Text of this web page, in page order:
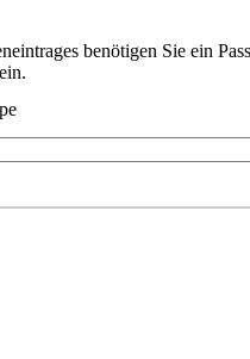
benötigen Sie ein